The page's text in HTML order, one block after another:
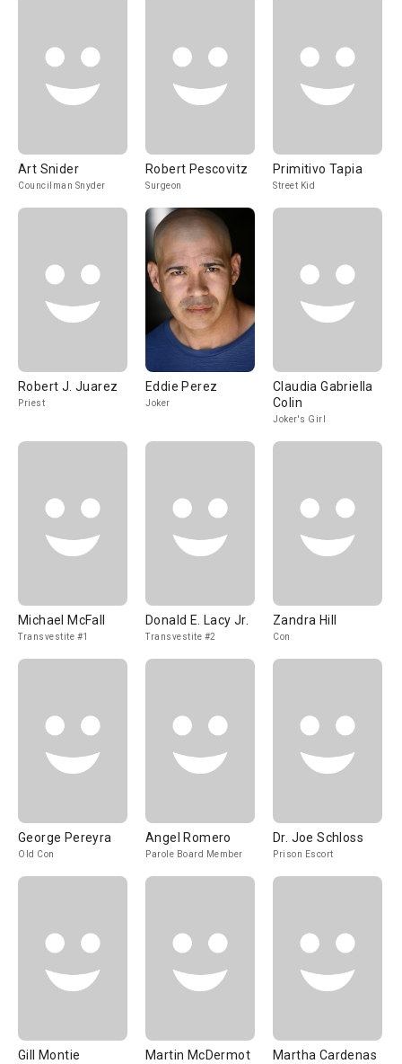
Art Snider
Councilman Snyder
Robert Pescovitz
Surgeon
Primitivo Tapia
Street Kid
Robert J. Juarez
Priest
Eddie Perez
Joker
Claudia Gabriella
Colin
Joker's Girl
Michael McFall
Transvestite #1
Donald E. Lacy Jr.
Transvestite #2
Zandra Hill
Con
George Pereyra
Old Con
Angel Romero
Parole Board Member
Dr. Joe Schloss
Prison Escort
Gill Montie Martin McDermot Martha Cardenas